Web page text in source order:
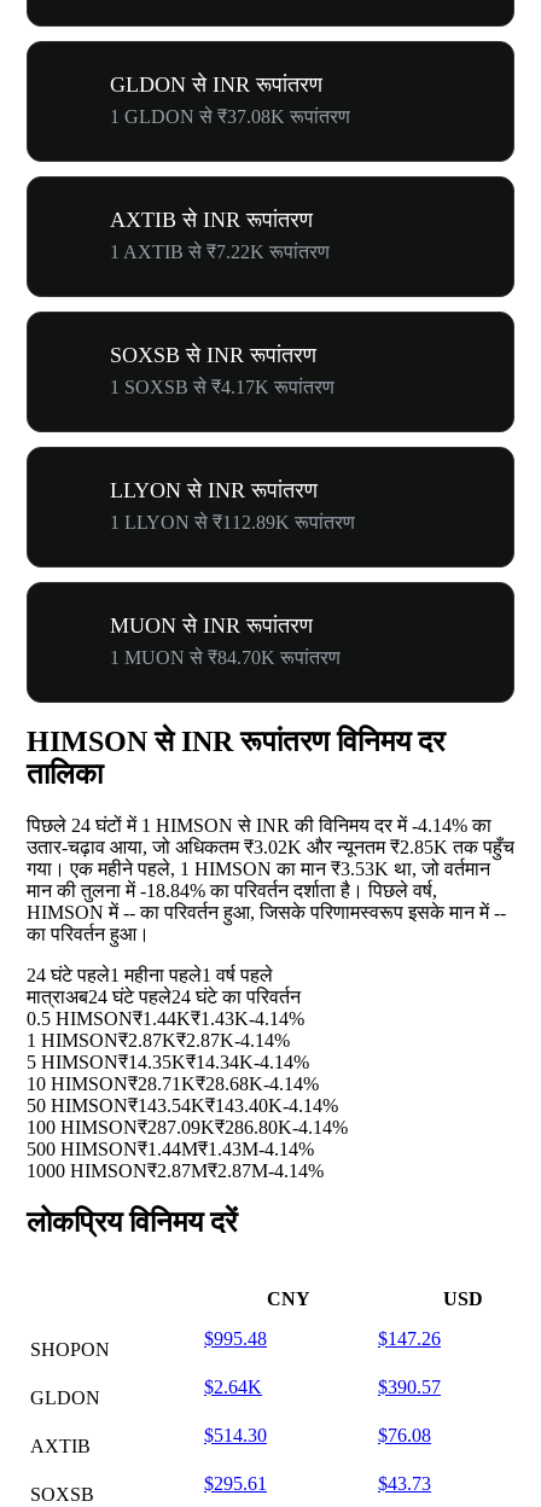
GLDON से INR रूपांतरण
1 GLDON से ₹37.08K रूपांतरण
AXTIB से INR रूपांतरण
1 AXTIB से ₹7.22K रूपांतरण
SOXSB से INR रूपांतरण
1 SOXSB से ₹4.17K रूपांतरण
LLYON से INR रूपांतरण
1 LLYON से ₹112.89K रूपांतरण
MUON से INR रूपांतरण
1 MUON से ₹84.70K रूपांतरण
HIMSON से INR रूपांतरण विनिमय दर
तालिका
पिछले 24 घंटों में 1 HIMSON से INR की विनिमय दर में-4.14%का
उतार-चढ़ाव आया, जो अधिकतम ₹3.02K और न्यूनतम ₹2.85K तक पहुँच
गया। एक महीने पहले, 1 HIMSON का मान ₹3.53K था, जो वर्तमान
मान की तुलना में-18.84%का परिवर्तन दर्शाता है। पिछले वर्ष,
HIMSON में--का परिवर्तन हुआ, जिसके परिणामस्वरूप इसके मान में--
का परिवर्तन हुआ।
24 घंटे पहले1 महीना पहले1 वर्ष पहले
मात्राअब24 घंटे पहले24 घंटे का परिवर्तन
0.5 HIMSON₹1.44K₹1.43K-4.14%
1 HIMSON₹2.87K₹2.87K-4.14%
5 HIMSON₹14.35K₹14.34K-4.14%
10 HIMSON₹28.71K₹28.68K-4.14%
50 HIMSON₹143.54K₹143.40K-4.14%
100 HIMSON₹287.09K₹286.80K-4.14%
500 HIMSON₹1.44M₹1.43M-4.14%
1000 HIMSON₹2.87M₹2.87M-4.14%
लोकप्रिय विनिमय दरें
CNY USD
SHOPON
$995.48 $147.26
GLDON
$2.64K $390.57
AXTIB
$514.30 $76.08
SOXSB
$295.61 $43.73